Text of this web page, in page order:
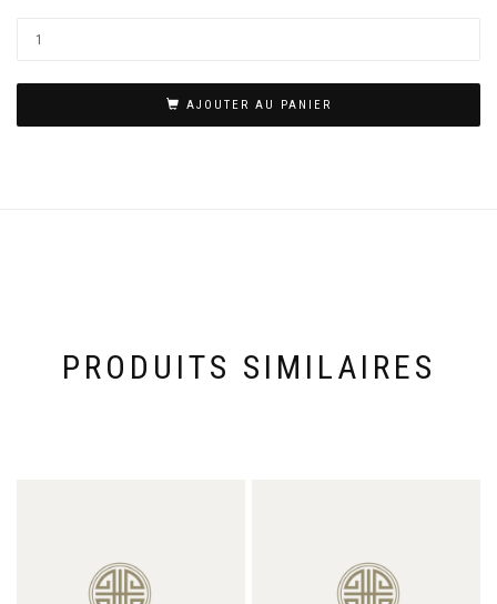
AJOUTER AU PANIER
PRODUITS SIMILAIRES